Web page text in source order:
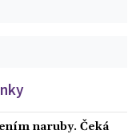
naruby. Čeká